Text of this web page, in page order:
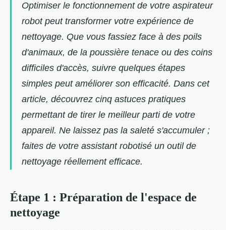
Optimiser le fonctionnement de votre aspirateur
robot peut transformer votre expérience de
nettoyage. Que vous fassiez face à des poils
d'animaux, de la poussière tenace ou des coins
difficiles d'accès, suivre quelques étapes
simples peut améliorer son efficacité. Dans cet
article, découvrez cinq astuces pratiques
permettant de tirer le meilleur parti de votre
appareil. Ne laissez pas la saleté s'accumuler ;
faites de votre assistant robotisé un outil de
nettoyage réellement efficace.
Étape 1 : Préparation de l'espace de
nettoyage